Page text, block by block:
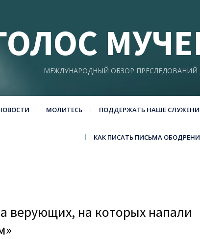
МЕЖДУНАРОДНЫЙ ОБЗОР ПРЕСЛЕДОВАНИЙ
МОЛИТЕСЬ ПОДДЕРЖАТЬ НАШЕ
КАК ПИСАТЬ ПИСЬМА
верующих, на которых напали